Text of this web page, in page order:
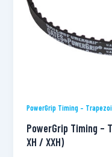
PowerGrip Timing –
PowerGrip Timing –
XH / XXH)